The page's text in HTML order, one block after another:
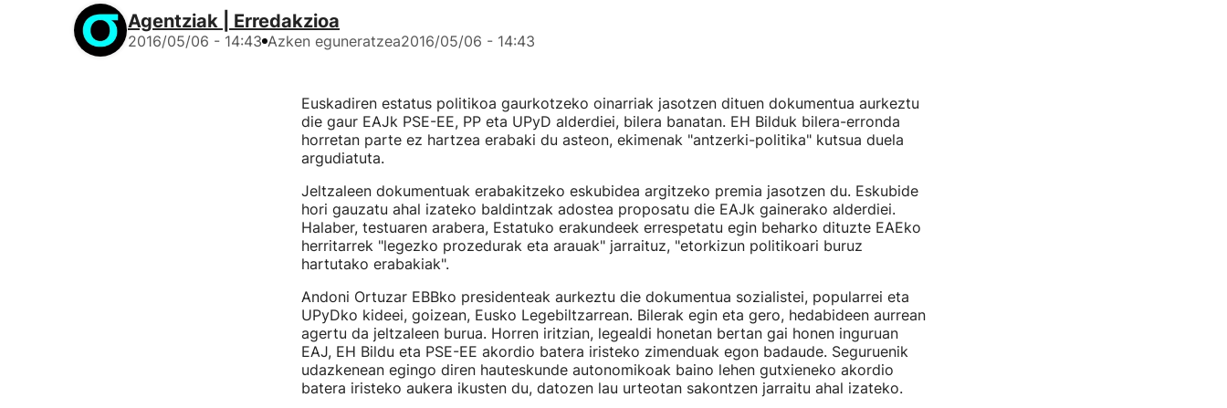
Agentziak | Erredakzioa
2016/05/06 - 14:43 Azken eguneratzea2016/05/06 - 14:43
Euskadiren estatus politikoa gaurkotzeko oinarriak jasotzen dituen dokumentua aurkeztu
die gaur EAJk PSE-EE, PP eta UPyD alderdiei, bilera banatan. EH Bilduk bilera-erronda
horretan parte ez hartzea erabaki du asteon, ekimenak "antzerki-politika" kutsua duela
argudiatuta.
Jeltzaleen dokumentuak erabakitzeko eskubidea argitzeko premia jasotzen du. Eskubide
hori gauzatu ahal izateko baldintzak adostea proposatu die EAJk gainerako alderdiei.
Halaber, testuaren arabera, Estatuko erakundeek errespetatu egin beharko dituzte EAEko
herritarrek "legezko prozedurak eta arauak" jarraituz, "etorkizun politikoari buruz
hartutako erabakiak".
Andoni Ortuzar EBBko presidenteak aurkeztu die dokumentua sozialistei, popularrei eta
UPyDko kideei, goizean, Eusko Legebiltzarrean. Bilerak egin eta gero, hedabideen aurrean
agertu da jeltzaleen burua. Horren iritzian, legealdi honetan bertan gai honen inguruan
EAJ, EH Bildu eta PSE-EE akordio batera iristeko zimenduak egon badaude. Seguruenik
udazkenean egingo diren hauteskunde autonomikoak baino lehen gutxieneko akordio
batera iristeko aukera ikusten du, datozen lau urteotan sakontzen jarraitu ahal izateko.